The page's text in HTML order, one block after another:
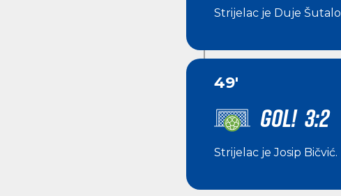
Strijelac je Duje Šutalo
49'
GOL! 3:2
Strijelac jeJosip Bičvić.